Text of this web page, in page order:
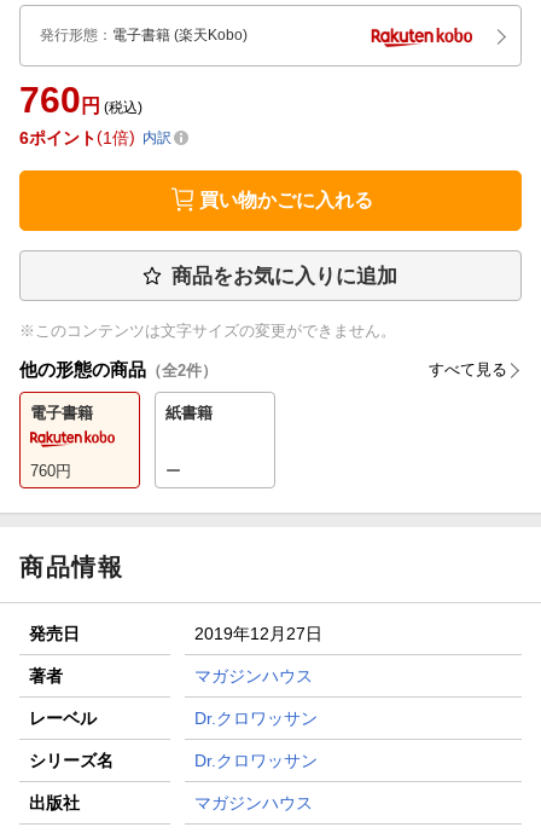
発行形態 ： 電子書籍 (楽天Kobo)
760 円 (税込)
6ポイント 1倍 内訳
買い物かごに入れる
商品をお気に入りに追加
※このコンテンツは文字サイズの変更ができません。
他の形態の商品 （全2件） すべて見る
電子書籍
760円
紙書籍
ー
商品情報
発売日 2019年12月27日
著者 マガジンハウス
レーベル Dr.クロワッサン
シリーズ名 Dr.クロワッサン
出版社 マガジンハウス